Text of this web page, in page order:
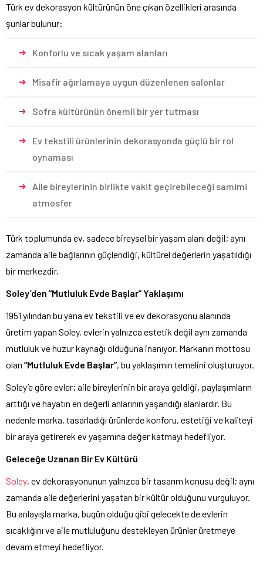
Türk ev dekorasyon kültürünün öne çıkan özellikleri arasında
şunlar bulunur:
Konforlu ve sıcak yaşam alanları
Misafir ağırlamaya uygun düzenlenen salonlar
Sofra kültürünün önemli bir yer tutması
Ev tekstili ürünlerinin dekorasyonda güçlü bir rol
oynaması
Aile bireylerinin birlikte vakit geçirebileceği samimi
atmosfer
Türk toplumunda ev, sadece bireysel bir yaşam alanı değil; aynı
zamanda aile bağlarının güçlendiği, kültürel değerlerin yaşatıldığı
bir merkezdir.
Soley’den “Mutluluk Evde Başlar” Yaklaşımı
1951 yılından bu yana ev tekstili ve ev dekorasyonu alanında
üretim yapan Soley, evlerin yalnızca estetik değil aynı zamanda
mutluluk ve huzur kaynağı olduğuna inanıyor. Markanın mottosu
olan “Mutluluk Evde Başlar”, bu yaklaşımın temelini oluşturuyor.
Soley’e göre evler; aile bireylerinin bir araya geldiği, paylaşımların
arttığı ve hayatın en değerli anlarının yaşandığı alanlardır. Bu
nedenle marka, tasarladığı ürünlerde konforu, estetiği ve kaliteyi
bir araya getirerek ev yaşamına değer katmayı hedefliyor.
Geleceğe Uzanan Bir Ev Kültürü
Soley, ev dekorasyonunun yalnızca bir tasarım konusu değil; aynı
zamanda aile değerlerini yaşatan bir kültür olduğunu vurguluyor.
Bu anlayışla marka, bugün olduğu gibi gelecekte de evlerin
sıcaklığını ve aile mutluluğunu destekleyen ürünler üretmeye
devam etmeyi hedefliyor.